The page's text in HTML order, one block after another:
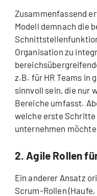
Zusammenfassend
Modell demnach die
Organisation zu
z.B. für HR Teams in
sinnvoll sein, die nur
Bereiche umfasst.
welche erste
unternehmen
2. Agile Rollen
Ein anderer Ansatz
Scrum-Rollen